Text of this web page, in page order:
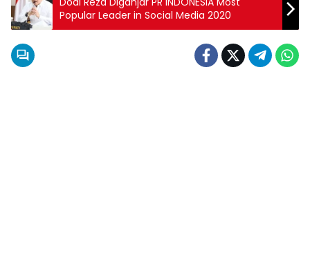
Popular Leader in Social Media 2020